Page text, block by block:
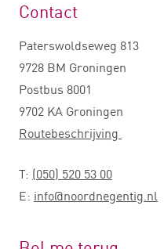
Contact
Paterswoldseweg 813
9728 BM Groningen
Postbus 8001
9702 KA Groningen
Routebeschrijving
T: (050) 520 53 00
E: info@noordnegentig.nl